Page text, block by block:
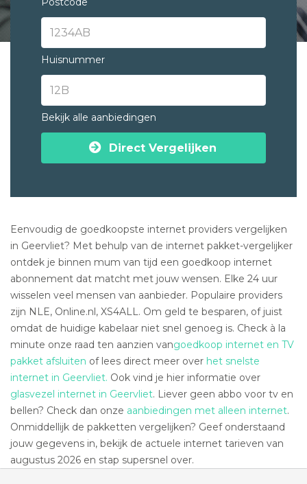
Huisnummer
Bekijk alle aanbiedingen
Direct Vergelijken
Eenvoudig de goedkoopste internet providers vergelijken
in Geervliet? Met behulp van de internet pakket-vergelijker
ontdek je binnen mum van tijd een goedkoop internet
abonnement dat matcht met jouw wensen. Elke 24 uur
wisselen veel mensen van aanbieder. Populaire providers
zijn NLE, Online.nl, XS4ALL. Om geld te besparen, of juist
omdat de huidige kabelaar niet snel genoeg is. Check à la
minute onze raad ten aanzien vangoedkoop internet en TV
pakket afsluiten of lees direct meer over het snelste
internet in Geervliet. Ook vind je hier informatie over
glasvezel internet in Geervliet. Liever geen abbo voor tv en
bellen? Check dan onze aanbiedingen met alleen internet.
Onmiddellijk de pakketten vergelijken? Geef onderstaand
jouw gegevens in, bekijk de actuele internet tarieven van
augustus 2026 en stap supersnel over.